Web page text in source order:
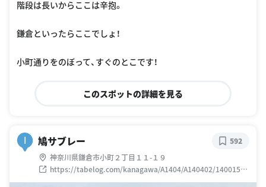
階段は長いからここは辛抱。
鎌倉といったらここでしょ！
小町通りをのぼって、すぐのとこです！
このスポットの詳細を見る
I 鳩サブレー
神奈川県鎌倉市小町２丁目１１-１９
https://tabelog.com/kanagawa/A1404/A140402/14001569
/
592